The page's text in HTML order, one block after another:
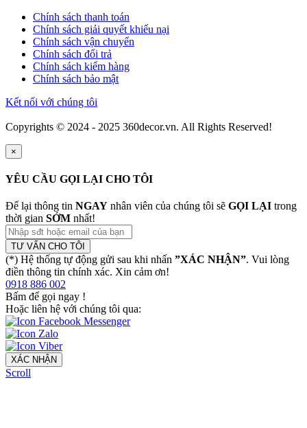
Chính sách thanh toán
Chính sách giải quyết khiếu nại
Chính sách vận chuyển
Chính sách đổi trả
Chính sách kiểm hàng
Chính sách bảo mật
Kết nối với chúng tôi
Copyrights © 2024 - 2025 360decor.vn. All Rights Reserved!
×
YÊU CẦU GỌI LẠI CHO TÔI
Để lại thông tin NGAY nhân viên của chúng tôi sẽ GỌI LẠI trong
thời gian SỚM nhất!
TƯ VẤN CHO TÔI
(*) Hệ thống tự động gửi sau khi nhấn ”XÁC NHẬN”. Vui lòng
điền thông tin chính xác. Xin cảm ơn!
0918 886 002
Bấm để gọi ngay !
Hoặc liên hệ với chúng tôi qua:
XÁC NHẬN
Scroll